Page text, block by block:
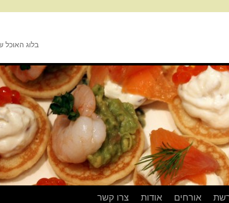
בלוג האוכל
אורחים אודות צרו קשר